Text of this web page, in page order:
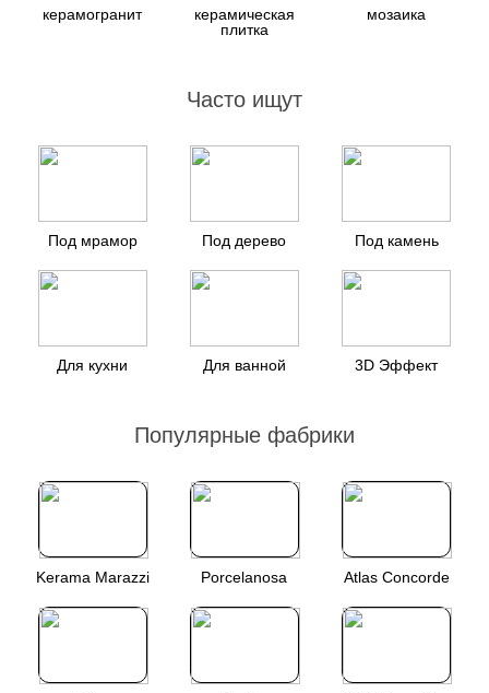
керамогранит
керамическая
плитка
мозаика
Часто ищут
Под мрамор Под дерево Под камень
Для кухни Для ванной 3D Эффект
Популярные фабрики
Kerama Marazzi Porcelanosa Atlas Concorde